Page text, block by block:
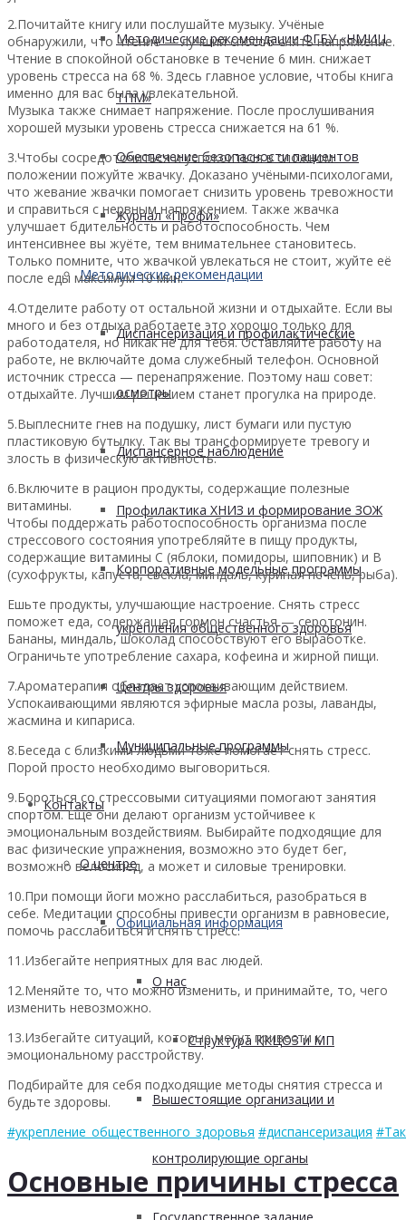
Методические рекомендации ФГБУ «НМИЦ
ТПМ»
Обеспечение безопасности пациентов
Журнал «Профи»
Методические рекомендации
Диспансеризация и профилактические
осмотры
Диспансерное наблюдение
Профилактика ХНИЗ и формирование ЗОЖ
Корпоративные модельные программы
укрепления общественного здоровья
Центры здоровья
Муниципальные программы
Контакты
О центре
Официальная информация
О нас
Структура ККЦОЗ и МП
Вышестоящие организации и
контролирующие органы
2.Почитайте книгу или послушайте музыку. Учёные
обнаружили, что чтение — лучший способ снять напряжение.
Чтение в спокойной обстановке в течение 6 мин. снижает
уровень стресса на 68 %. Здесь главное условие, чтобы книга
именно для вас была увлекательной.
Музыка также снимает напряжение. После прослушивания
хорошей музыки уровень стресса снижается на 61 %.
3.Чтобы сосредоточиться и успокоиться в сложном
положении пожуйте жвачку. Доказано учёными-психологами,
что жевание жвачки помогает снизить уровень тревожности
и справиться с нервным напряжением. Также жвачка
улучшает бдительность и работоспособность. Чем
интенсивнее вы жуёте, тем внимательнее становитесь.
Только помните, что жвачкой увлекаться не стоит, жуйте её
после еды максимум 10 мин.
4.Отделите работу от остальной жизни и отдыхайте. Если вы
много и без отдыха работаете это хорошо только для
работодателя, но никак не для тебя. Оставляйте работу на
работе, не включайте дома служебный телефон. Основной
источник стресса — перенапряжение. Поэтому наш совет:
отдыхайте. Лучшим решением станет прогулка на природе.
5.Выплесните гнев на подушку, лист бумаги или пустую
пластиковую бутылку. Так вы трансформируете тревогу и
злость в физическую активность.
6.Включите в рацион продукты, содержащие полезные
витамины.
Чтобы поддержать работоспособность организма после
стрессового состояния употребляйте в пищу продукты,
содержащие витамины С (яблоки, помидоры, шиповник) и В
(сухофрукты, капуста, свекла, миндаль, куриная печень, рыба).
Ешьте продукты, улучшающие настроение. Снять стресс
поможет еда, содержащая гормон счастья — серотонин.
Бананы, миндаль, шоколад способствуют его выработке.
Ограничьте употребление сахара, кофеина и жирной пищи.
7.Ароматерапия обладает успокаивающим действием.
Успокаивающими являются эфирные масла розы, лаванды,
жасмина и кипариса.
8.Беседа с близкими людьми тоже помогает снять стресс.
Порой просто необходимо выговориться.
9.Бороться со стрессовыми ситуациями помогают занятия
спортом. Ещё они делают организм устойчивее к
эмоциональным воздействиям. Выбирайте подходящие для
вас физические упражнения, возможно это будет бег,
возможно велосипед, а может и силовые тренировки.
10.При помощи йоги можно расслабиться, разобраться в
себе. Медитации способны привести организм в равновесие,
помочь расслабиться и снять стресс.
11.Избегайте неприятных для вас людей.
12.Меняйте то, что можно изменить, и принимайте, то, чего
изменить невозможно.
13.Избегайте ситуаций, которые могут привести к
эмоциональному расстройству.
Подбирайте для себя подходящие методы снятия стресса и
будьте здоровы.
#укрепление_общественного_здоровья #диспансеризация
Основные причины стресса